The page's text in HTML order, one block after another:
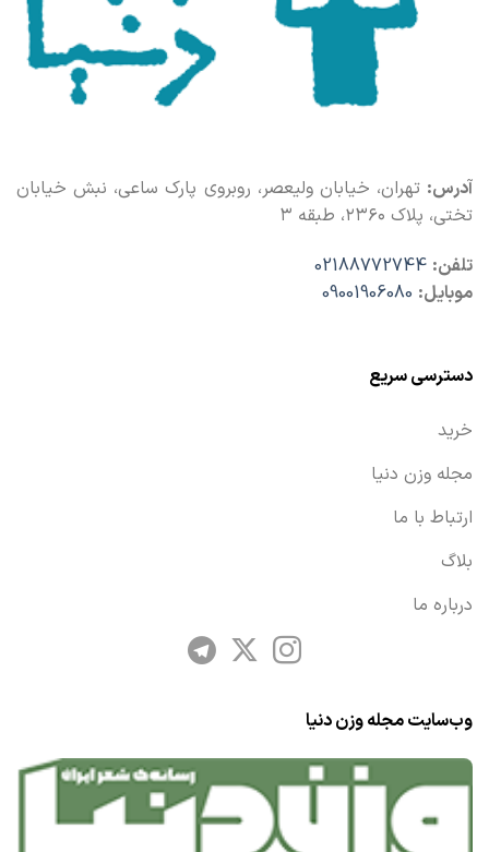
آدرس: تهران، خیابان ولیعصر، روبروی پارک ساعی، نبش خیابان
تختی، پلاک ۲۳۶۰، طبقه ۳
تلفن: 02188772744
موبایل: 09001906080
دسترسی سریع
خرید
مجله وزن دنیا
ارتباط با ما
بلاگ
درباره ما
وب‌سایت مجله وزن دنیا